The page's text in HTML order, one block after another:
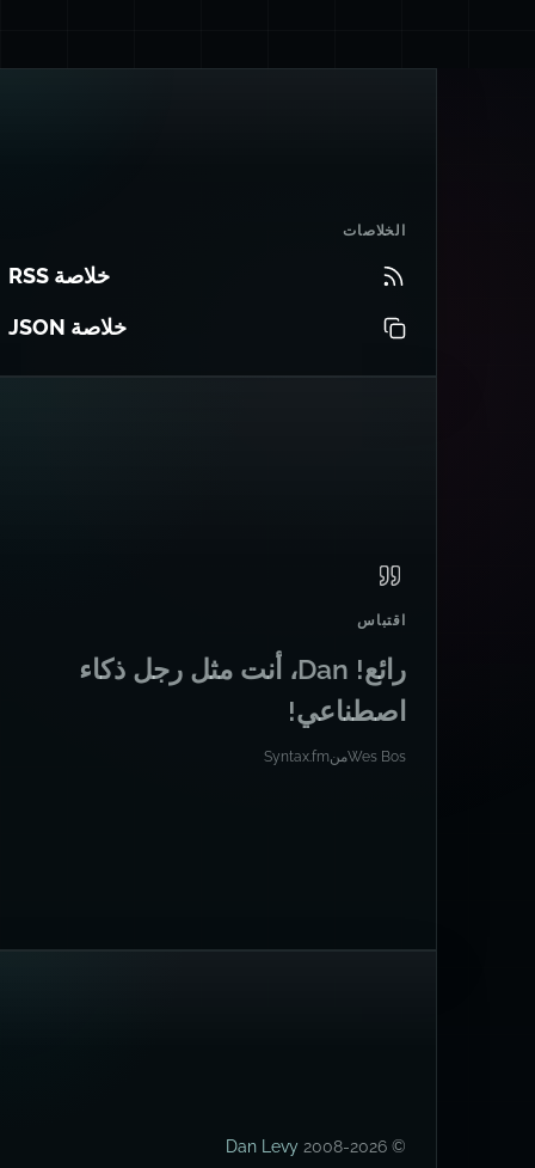
الخلاصات
خلاصة RSS
خلاصة JSON
اقتباس
رائع! Dan، أنت مثل رجل ذكاء
اصطناعي!
Wes BosمنSyntax.fm
© 2008-2026
Dan Levy